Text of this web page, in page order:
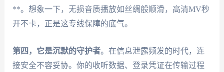
**。想象一下，无损音质播放如丝绸般顺滑，高清MV秒
开不卡，正是这专线保障的底气。
第四，它是沉默的守护者。在信息泄露频发的时代，连
接安全不容妥协。你的收听数据、登录凭证在传输过程